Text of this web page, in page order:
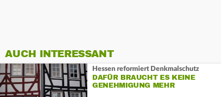
AUCH INTERESSANT
Hessen reformiert Denkmalschutz
DAFÜR BRAUCHT ES KEINE
GENEHMIGUNG MEHR